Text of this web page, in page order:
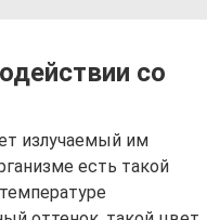
со
излучаемый им
есть такой